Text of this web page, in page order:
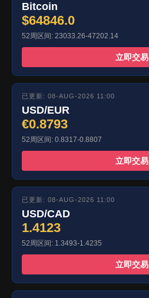
Bitcoin
$64846.0
52周区间: 23033.26-47202.14
立即交易
已更新: 08-AUG-2026 11:00
USD/EUR
€0.8793
52周区间: 0.8317-0.8807
立即交易
已更新: 08-AUG-2026 11:00
USD/CAD
1.4123
52周区间: 1.3493-1.4235
立即交易